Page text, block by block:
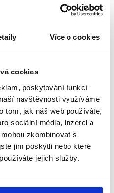
Více o cookies
cookies
poskytování funkcí
návštěvnosti využíváme
tom, jak náš web používáte,
sociální média, inzerci a
zkombinovat s
jim poskytli nebo které
jejich služby.
lepší podmínky?